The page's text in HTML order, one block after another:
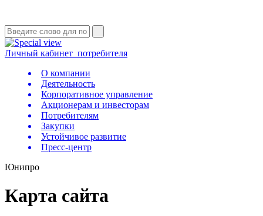
Личный кабинет потребителя
О компании
Деятельность
Корпоративное управление
Акционерам и инвесторам
Потребителям
Закупки
Устойчивое развитие
Пресс-центр
Юнипро
Карта сайта